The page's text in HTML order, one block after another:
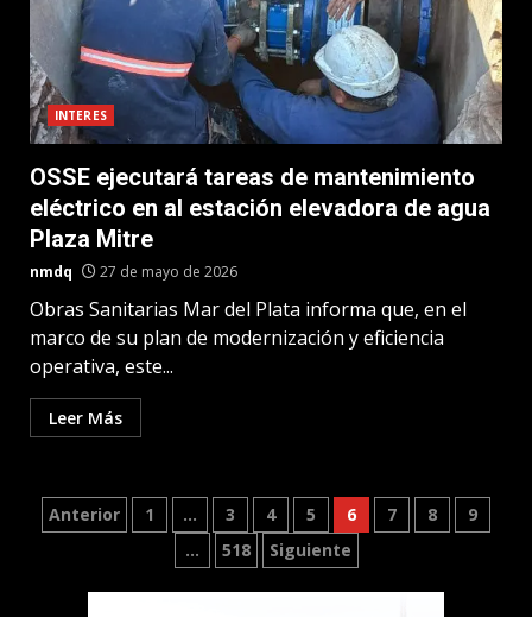
INTERES
OSSE ejecutará tareas de mantenimiento
eléctrico en al estación elevadora de agua
Plaza Mitre
nmdq 27 de mayo de 2026
Obras Sanitarias Mar del Plata informa que, en el
marco de su plan de modernización y eficiencia
operativa, este...
Leer Más
Paginación
Anterior 1 … 3 4 5 6 7 8
9
…
518 Siguiente